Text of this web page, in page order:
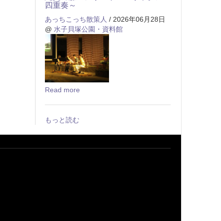
四重奏～
あっちこっち散策人 / 2026年06月28日
@ 水子貝塚公園・資料館
Read more
もっと読む